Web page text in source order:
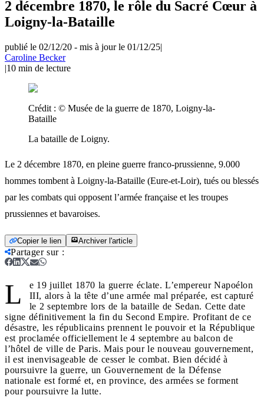
2 décembre 1870, le rôle du Sacré Cœur à
Loigny-la-Bataille
publié le 02/12/20 - mis à jour le 01/12/25|
Caroline Becker
|10 min de lecture
Crédit : © Musée de la guerre de 1870, Loigny-la-
Bataille
La bataille de Loigny.
Le 2 décembre 1870, en pleine guerre franco-prussienne, 9.000
hommes tombent à Loigny-la-Bataille (Eure-et-Loir), tués ou blessés
par les combats qui opposent l’armée française et les troupes
prussiennes et bavaroises.
Copier le lien Archiver l'article
Partager sur:
L
e 19 juillet 1870 la guerre éclate. L’empereur Napoélon
III, alors à la tête d’une armée mal préparée, est capturé
le 2 septembre lors de la bataille de Sedan. Cette date
signe définitivement la fin du Second Empire. Profitant de ce
désastre, les républicains prennent le pouvoir et la République
est proclamée officiellement le 4 septembre au balcon de
l’hôtel de ville de Paris. Mais pour le nouveau gouvernement,
il est inenvisageable de cesser le combat. Bien décidé à
poursuivre la guerre, un Gouvernement de la Défense
nationale est formé et, en province, des armées se forment
pour poursuivre la lutte.